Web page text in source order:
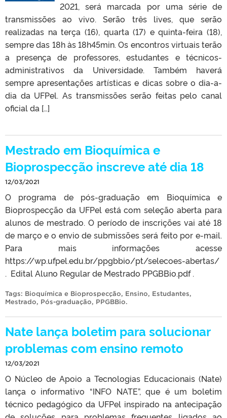
2021, será marcada por uma série de
transmissões ao vivo. Serão três lives, que serão
realizadas na terça (16), quarta (17) e quinta-feira (18),
sempre das 18h às 18h45min. Os encontros virtuais terão
a presença de professores, estudantes e técnicos-
administrativos da Universidade. Também haverá
sempre apresentações artísticas e dicas sobre o dia-a-
dia da UFPel. As transmissões serão feitas pelo canal
oficial da […]
Mestrado em Bioquímica e
Bioprospecção inscreve até dia 18
12/03/2021
O programa de pós-graduação em Bioquímica e
Bioprospecção da UFPel está com seleção aberta para
alunos de mestrado. O período de inscrições vai até 18
de março e o envio de submissões será feito por e-mail.
Para mais informações acesse
https://wp.ufpel.edu.br/ppgbbio/pt/selecoes-abertas/
. Edital Aluno Regular de Mestrado PPGBBio.pdf .
Tags: Bioquímica e Bioprospecção, Ensino, Estudantes,
Mestrado, Pós-graduação, PPGBBio.
Nate lança boletim para solucionar
problemas com ensino remoto
12/03/2021
O Núcleo de Apoio a Tecnologias Educacionais (Nate)
lança o informativo “INFO NATE”, que é um boletim
técnico pedagógico da UFPel inspirado na antecipação